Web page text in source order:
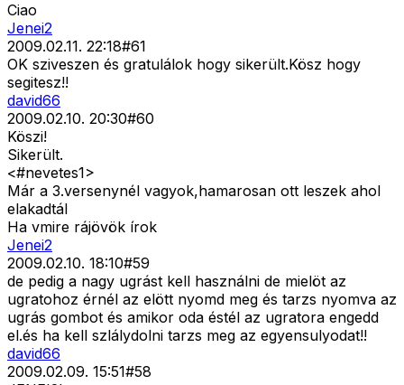
Ciao
Jenei2
2009.02.11. 22:18#61
OK sziveszen és gratulálok hogy sikerült.Kösz hogy
segitesz!!
david66
2009.02.10. 20:30#60
Köszi!
Sikerült.
<#nevetes1>
Már a 3.versenynél vagyok,hamarosan ott leszek ahol
elakadtál
Ha vmire rájövök írok
Jenei2
2009.02.10. 18:10#59
de pedig a nagy ugrást kell használni de mielöt az
ugratohoz érnél az elött nyomd meg és tarzs nyomva az
ugrás gombot és amikor oda éstél az ugratora engedd
el.és ha kell szlálydolni tarzs meg az egyensulyodat!!
david66
2009.02.09. 15:51#58